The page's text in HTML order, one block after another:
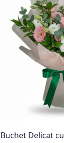
Buchet Delicat cu